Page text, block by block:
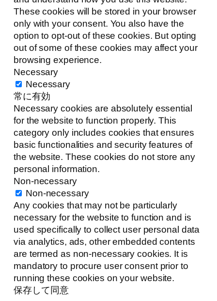
These cookies will be stored in your browser
only with your consent. You also have the
option to opt-out of these cookies. But opting
out of some of these cookies may affect your
browsing experience.
Necessary
Necessary
常に有効
Necessary cookies are absolutely essential
for the website to function properly. This
category only includes cookies that ensures
basic functionalities and security features of
the website. These cookies do not store any
personal information.
Non-necessary
Non-necessary
Any cookies that may not be particularly
necessary for the website to function and is
used specifically to collect user personal data
via analytics, ads, other embedded contents
are termed as non-necessary cookies. It is
mandatory to procure user consent prior to
running these cookies on your website.
保存して同意